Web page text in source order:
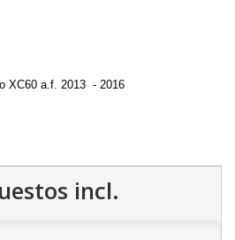
XC60 a.f. 2013 - 2016
incl.